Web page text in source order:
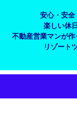
安心・安
楽しい休
不動産営業マンが
リゾート